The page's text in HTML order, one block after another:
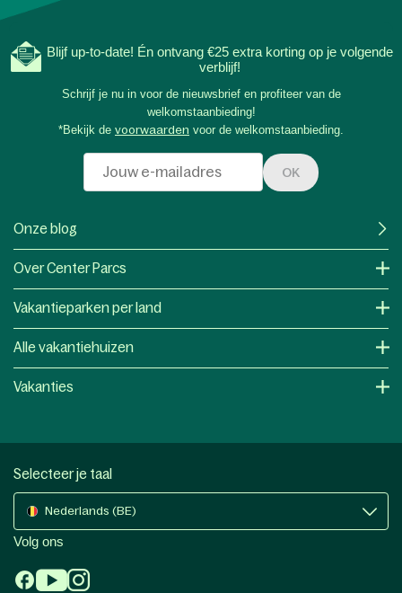
Blijf up-to-date! Én ontvang €25 extra korting op je volgende
verblijf!
Schrijf je nu in voor de nieuwsbrief en profiteer van de
welkomstaanbieding!
*Bekijk de voorwaarden voor de welkomstaanbieding.
OK
Onze blog
Over Center Parcs
Vakantieparken per land
Alle vakantiehuizen
Vakanties
Selecteer je taal
Nederlands (BE)
Volg ons